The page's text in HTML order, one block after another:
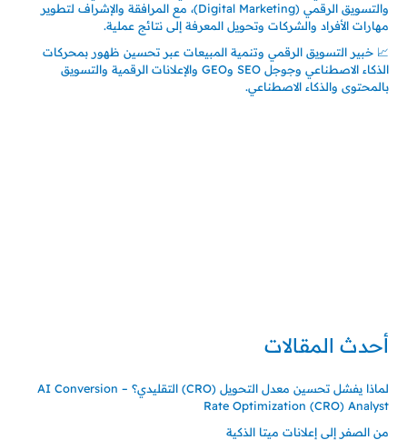
والتسويق الرقمي (Digital Marketing)، مع المرافقة والإشراف لتطوير
مهارات الأفراد والشركات وتحويل المعرفة إلى نتائج عملية.
📈 خبير التسويق الرقمي وتنمية المبيعات عبر تحسين ظهور بمحركات
الذكاء الاصطناعي وجوجل SEO وGEO والإعلانات الرقمية والتسويق
بالمحتوى والذكاء الاصطناعي.
أحدث المقالات
لماذا يفشل تحسين معدل التحويل (CRO) التقليدي؟ – AI Conversion
Rate Optimization (CRO) Analyst
من الصفر إلى إعلانات ميتا الذكية